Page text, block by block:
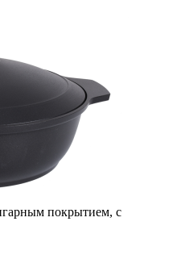
покрытием, с